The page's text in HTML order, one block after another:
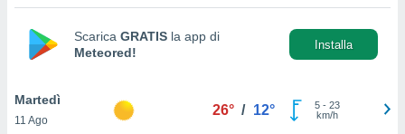
la
nella
Scarica GRATIS la app di
Meteored!
Installa
Martedì
11 Ago
26° / 12° 5- 23
km/h